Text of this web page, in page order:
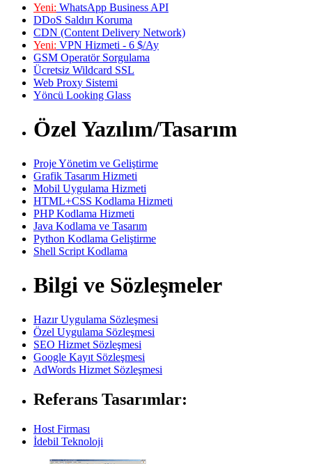
Yeni: WhatsApp Business API
DDoS Saldırı Koruma
CDN (Content Delivery Network)
Yeni: VPN Hizmeti - 6 $/Ay
GSM Operatör Sorgulama
Ücretsiz Wildcard SSL
Web Proxy Sistemi
Yöncü Looking Glass
Özel Yazılım/Tasarım
Proje Yönetim ve Geliştirme
Grafik Tasarım Hizmeti
Mobil Uygulama Hizmeti
HTML+CSS Kodlama Hizmeti
PHP Kodlama Hizmeti
Java Kodlama ve Tasarım
Python Kodlama Geliştirme
Shell Script Kodlama
Bilgi ve Sözleşmeler
Hazır Uygulama Sözleşmesi
Özel Uygulama Sözleşmesi
SEO Hizmet Sözleşmesi
Google Kayıt Sözleşmesi
AdWords Hizmet Sözleşmesi
Referans Tasarımlar:
Host Firması
İdebil Teknoloji